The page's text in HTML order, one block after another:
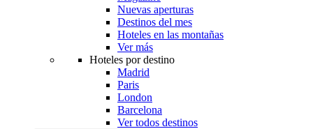
Nuevas aperturas
Destinos del mes
Hoteles en las montañas
Ver más
Hoteles por destino
Madrid
Paris
London
Barcelona
Ver todos destinos